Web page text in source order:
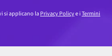
si applicano laPrivacy Policye iTermini